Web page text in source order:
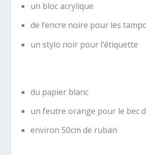
un bloc acrylique
de l’encre noire pour les
un stylo noir pour l’étiquette
du papier blanc
un feutre orange pour le bec
environ 50cm de ruban